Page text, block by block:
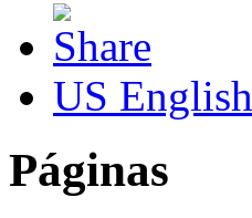
US English
Páginas